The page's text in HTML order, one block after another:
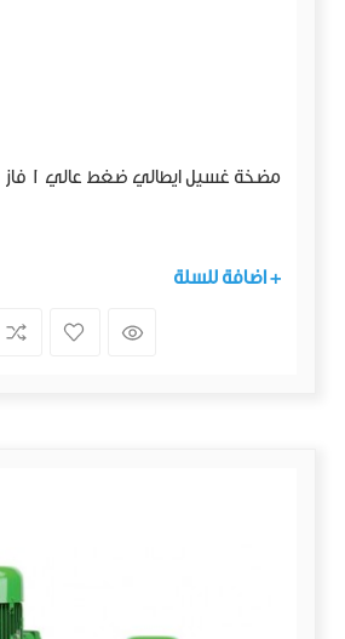
مضخة غسيل ايطالي ضغط عالي 1 فاز 170 بار
+ اضافة للسلة